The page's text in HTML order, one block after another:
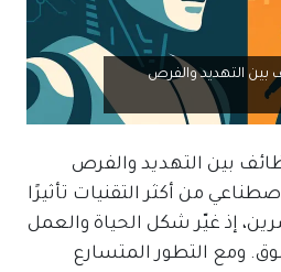
بين التهديد والفرص
بين التهديد والفرص
من أكثر التقنيات تأثيرًا
إذ غيّر شكل الحياة والعمل
ومع التطور المتسارع